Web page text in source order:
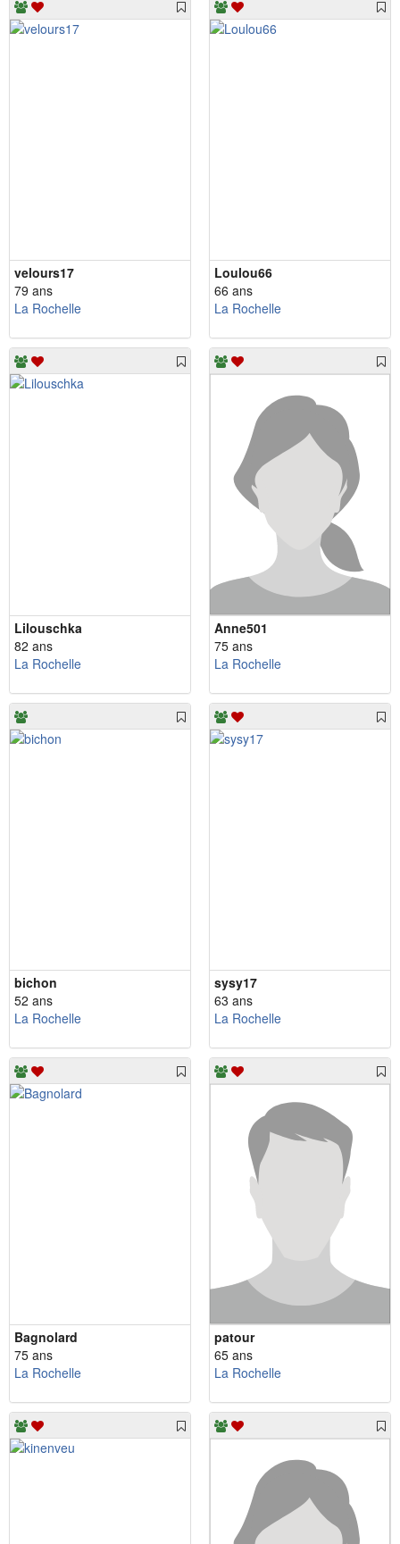
velours17
79 ans
La Rochelle
Loulou66
66 ans
La Rochelle
Lilouschka
82 ans
La Rochelle
Anne501
75 ans
La Rochelle
bichon
52 ans
La Rochelle
sysy17
63 ans
La Rochelle
Bagnolard
75 ans
La Rochelle
patour
65 ans
La Rochelle